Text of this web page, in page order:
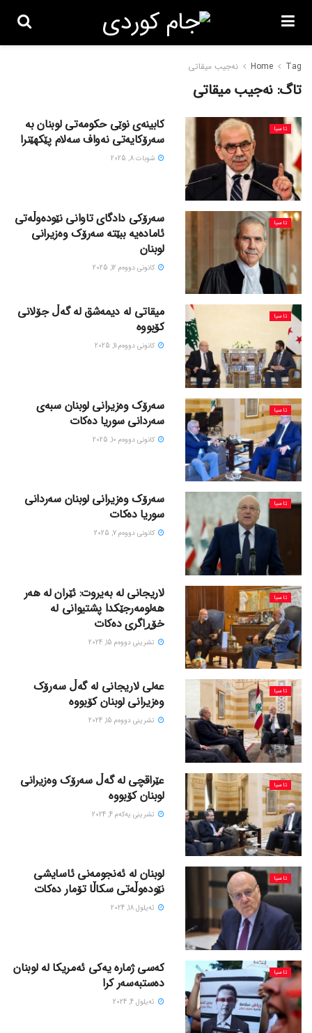
Home Tag نەجیب میقاتی
تاگ: نەجیب میقاتی
ئاسیا
کابینەی نوێی حکومەتی لوبنان بە
سەرۆکایەتی نەواف سەلام پێکهێنرا
شوبات 8, 2025
ئاسیا
سەرۆکی دادگای تاوانی نێودەوڵەتی
ئامادەیە ببێتە سەرۆک وەزیرانی
لوبنان
كانونی دووه‌م 12, 2025
ئاسیا
میقاتی لە دیمەشق لە گەڵ جۆلانی
کۆبووە
كانونی دووه‌م 11, 2025
ئاسیا
سەرۆک وەزیرانی لوبنان سبەی
سەردانی سوریا دەکات
كانونی دووه‌م 10, 2025
ئاسیا
سەرۆک وەزیرانی لوبنان سەردانی
سوریا دەکات
كانونی دووه‌م 7, 2025
ئاسیا
لاریجانی لە بەیروت: ئێران لە هەر
هەلومەرجێکدا پشتیوانی لە
خۆڕاگری دەکات
تشرینی دووه‌م 15, 2024
ئاسیا
عەلی لاریجانی لە گەڵ سەرۆک
وەزیرانی لوبنان کۆبووە
تشرینی دووه‌م 15, 2024
ئاسیا
عێراقچی لە گەڵ سەرۆک وەزیرانی
لوبنان کۆبووە
تشرینی یه‌كه‌م 4, 2024
ئاسیا
لوبنان لە ئەنجومەنی ئاسایشی
نێودەوڵەتی سکاڵا تۆمار دەکات
ئه‌یلول 18, 2024
ئاسیا
کەسی ژمارە یەکی ئەمریکا لە لوبنان
دەستبەسەر کرا
ئه‌یلول 4, 2024